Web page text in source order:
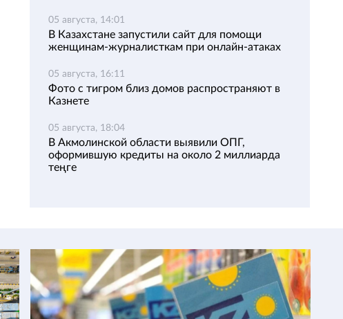
05 августа, 14:01
В Казахстане запустили сайт для помощи
женщинам-журналисткам при онлайн-атаках
05 августа, 16:11
Фото с тигром близ домов распространяют в
Казнете
05 августа, 18:04
В Акмолинской области выявили ОПГ,
оформившую кредиты на около 2 миллиарда
теңге